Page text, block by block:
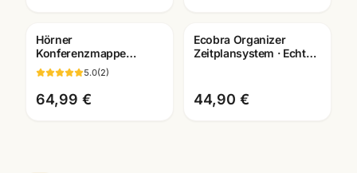
Hörner
Konferenzmappe
Echtleder ·
verschiedene
Ausfuehrungen ·
Bueroausstattung
5.0(2)
64,99 €
Ecobra Organizer
Zeitplansystem · Echtes
44,90 €